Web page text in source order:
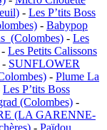
- Les P’tits Boss
- Babypop
(Colombes) - Les
- Les Petits Calissons
- SUNFLOWER
- Plume La
Les P’tits Boss
(Colombes) -
(LA GARENNE-
- Païdou